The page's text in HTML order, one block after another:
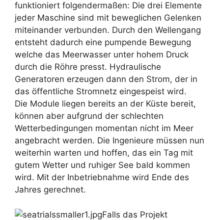
funktioniert folgendermaßen: Die drei Elemente
jeder Maschine sind mit beweglichen Gelenken
miteinander verbunden. Durch den Wellengang
entsteht dadurch eine pumpende Bewegung
welche das Meerwasser unter hohem Druck
durch die Röhre presst. Hydraulische
Generatoren erzeugen dann den Strom, der in
das öffentliche Stromnetz eingespeist wird.
Die Module liegen bereits an der Küste bereit,
können aber aufgrund der schlechten
Wetterbedingungen momentan nicht im Meer
angebracht werden. Die Ingenieure müssen nun
weiterhin warten und hoffen, das ein Tag mit
gutem Wetter und ruhiger See bald kommen
wird. Mit der Inbetriebnahme wird Ende des
Jahres gerechnet.
Falls das Projekt